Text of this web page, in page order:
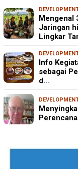
Mengenal
Jaringan
Lingkar
Info
sebagai
d…